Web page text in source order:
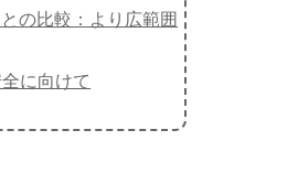
の比較：より広範囲
に向けて